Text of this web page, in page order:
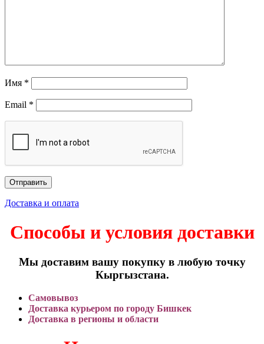
Имя *
Email *
Доставка и оплата
Способы и условия доставки
Мы доставим вашу покупку в любую точку
Кыргызстана.
Самовывоз
Доставка курьером по городу Бишкек
Доставка в регионы и области